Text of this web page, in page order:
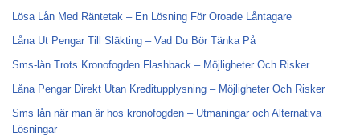
Lösa Lån Med Räntetak – En Lösning För Oroade Låntagare
Låna Ut Pengar Till Släkting – Vad Du Bör Tänka På
Sms-lån Trots Kronofogden Flashback – Möjligheter Och Risker
Låna Pengar Direkt Utan Kreditupplysning – Möjligheter Och Risker
Sms lån när man är hos kronofogden – Utmaningar och Alternativa
Lösningar